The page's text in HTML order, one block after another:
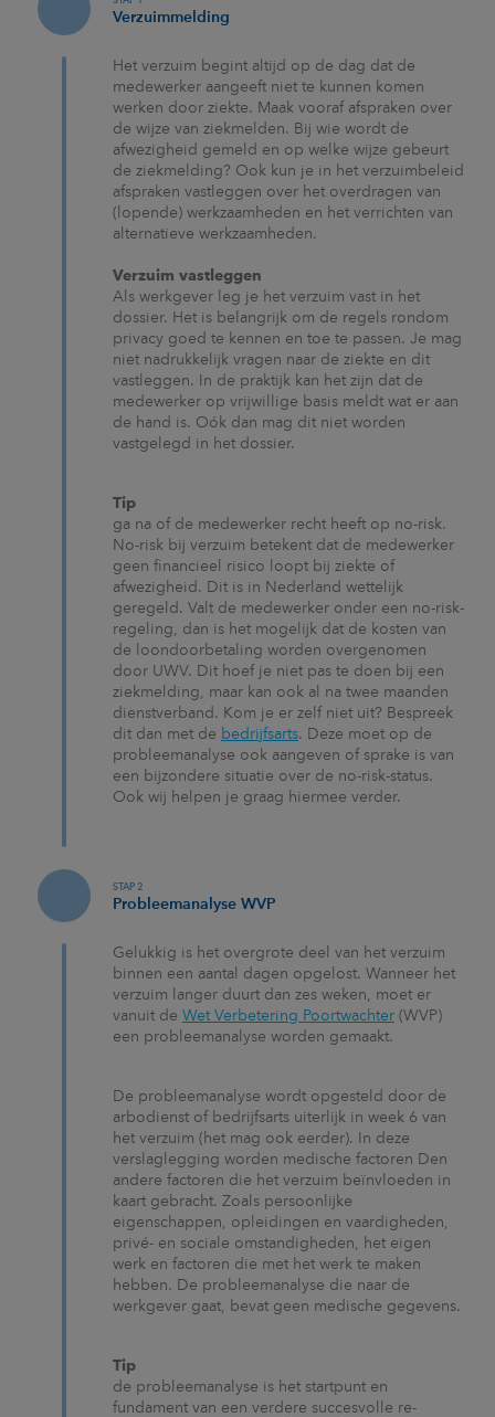
Verzuimmelding
Het verzuim begint altijd op de dag dat de
medewerker aangeeft niet te kunnen komen
werken door ziekte. Maak vooraf afspraken over
de wijze van ziekmelden. Bij wie wordt de
afwezigheid gemeld en op welke wijze gebeurt
de ziekmelding? Ook kun je in het verzuimbeleid
afspraken vastleggen over het overdragen van
(lopende) werkzaamheden en het verrichten van
alternatieve werkzaamheden.
Verzuim vastleggen
Als werkgever leg je het verzuim vast in het
dossier. Het is belangrijk om de regels rondom
privacy goed te kennen en toe te passen. Je mag
niet nadrukkelijk vragen naar de ziekte en dit
vastleggen. In de praktijk kan het zijn dat de
medewerker op vrijwillige basis meldt wat er aan
de hand is. Oók dan mag dit niet worden
vastgelegd in het dossier.
Tip
ga na of de medewerker recht heeft op no-risk.
No-risk bij verzuim betekent dat de medewerker
geen financieel risico loopt bij ziekte of
afwezigheid. Dit is in Nederland wettelijk
geregeld. Valt de medewerker onder een no-risk-
regeling, dan is het mogelijk dat de kosten van
de loondoorbetaling worden overgenomen
door UWV. Dit hoef je niet pas te doen bij een
ziekmelding, maar kan ook al na twee maanden
dienstverband. Kom je er zelf niet uit? Bespreek
dit dan met de bedrijfsarts. Deze moet op de
probleemanalyse ook aangeven of sprake is van
een bijzondere situatie over de no-risk-status.
Ook wij helpen je graag hiermee verder.
STAP 2
Probleemanalyse WVP
Gelukkig is het overgrote deel van het verzuim
binnen een aantal dagen opgelost. Wanneer het
verzuim langer duurt dan zes weken, moet er
vanuit de Wet Verbetering Poortwachter (WVP)
een probleemanalyse worden gemaakt.
De probleemanalyse wordt opgesteld door de
arbodienst of bedrijfsarts uiterlijk in week 6 van
het verzuim (het mag ook eerder). In deze
verslaglegging worden medische factoren Den
andere factoren die het verzuim beïnvloeden in
kaart gebracht. Zoals persoonlijke
eigenschappen, opleidingen en vaardigheden,
privé- en sociale omstandigheden, het eigen
werk en factoren die met het werk te maken
hebben. De probleemanalyse die naar de
werkgever gaat, bevat geen medische gegevens.
Tip
de probleemanalyse is het startpunt en
fundament van een verdere succesvolle re-